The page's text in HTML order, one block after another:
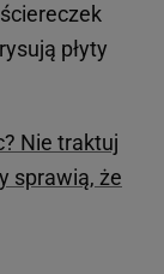
płyty
Nie traktuj
sprawią, że